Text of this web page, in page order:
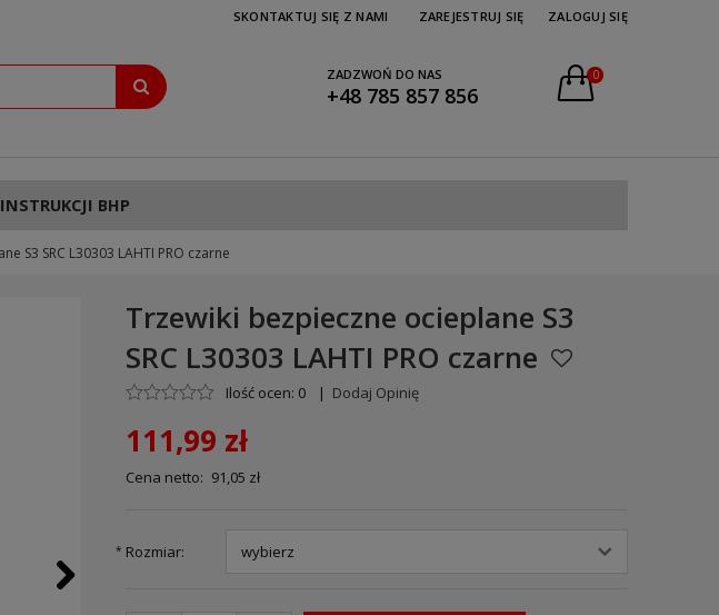
ZAREJESTRUJ SIĘ ZALOGUJ SIĘ
SKONTAKTUJ SIĘ Z NAMI
ZADZWOŃ DO NAS
+48 785 857 856
0
BHP
S3 SRC L30303 LAHTI PRO czarne
Trzewiki bezpieczne ocieplane S3
SRC L30303 LAHTI PRO czarne
Ilość ocen: 0 | Dodaj Opinię
111,99 zł
Cena netto: 91,05 zł
* Rozmiar: